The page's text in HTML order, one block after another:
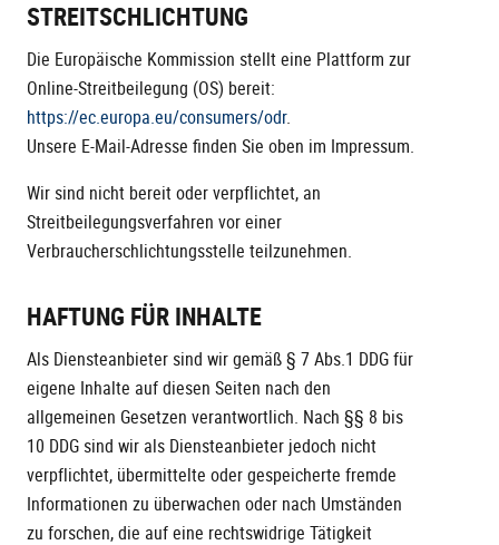
STREITSCHLICHTUNG
Die Europäische Kommission stellt eine Plattform zur
Online-Streitbeilegung (OS) bereit:
https://ec.europa.eu/consumers/odr.
Unsere E-Mail-Adresse finden Sie oben im Impressum.
Wir sind nicht bereit oder verpflichtet, an
Streitbeilegungsverfahren vor einer
Verbraucherschlichtungsstelle teilzunehmen.
HAFTUNG FÜR INHALTE
Als Diensteanbieter sind wir gemäß § 7 Abs.1 DDG für
eigene Inhalte auf diesen Seiten nach den
allgemeinen Gesetzen verantwortlich. Nach §§ 8 bis
10 DDG sind wir als Diensteanbieter jedoch nicht
verpflichtet, übermittelte oder gespeicherte fremde
Informationen zu überwachen oder nach Umständen
zu forschen, die auf eine rechtswidrige Tätigkeit